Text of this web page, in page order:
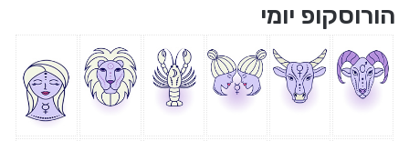
הורוסקופ יומי